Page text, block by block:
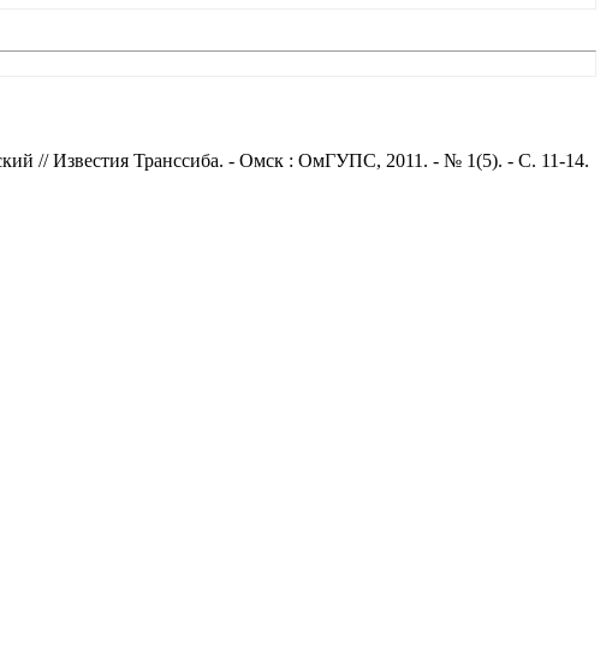
// Известия Транссиба. - Омск : ОмГУПС, 2011. - № 1(5). - С. 11-14.